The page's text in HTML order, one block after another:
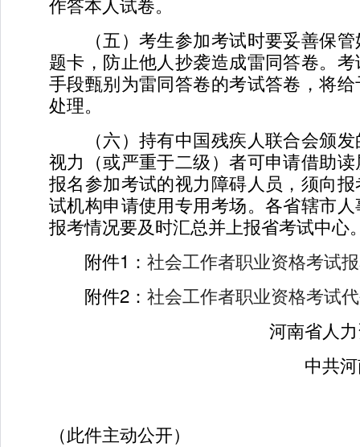
（五）考生参加考试时要妥善保管
题卡，防止他人抄袭造成雷同答卷。
手段甄别为雷同答卷的考试答卷，将
处理。
（六）持有中国残疾人联合会颁发
视力（或严重于二级）者可申请借助
报名参加考试的视力障碍人员，须向
试机构申请使用专用考场。各省辖市
报考情况要及时汇总并上报省考试中心
附件1： 社会工作者职业资格考试
附件2： 社会工作者职业资格考试
河南省人力
中共河
（此件主动公开）